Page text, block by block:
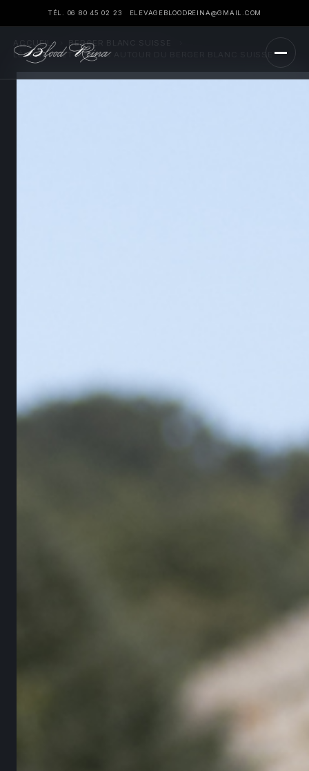
TÉL. 06 80 45 02 23 ELEVAGEBLOODREINA@GMAIL.COM
ACCUEIL BERGER BLANC SUISSE
LÉGENDES ET MYTHES AUTOUR DU BERGER BLANC SUISSE